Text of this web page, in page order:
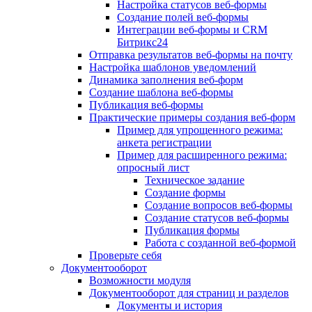
Настройка статусов веб-формы
Создание полей веб-формы
Интеграции веб-формы и CRM
Битрикс24
Отправка результатов веб-формы на почту
Настройка шаблонов уведомлений
Динамика заполнения веб-форм
Создание шаблона веб-формы
Публикация веб-формы
Практические примеры создания веб-форм
Пример для упрощенного режима:
анкета регистрации
Пример для расширенного режима:
опросный лист
Техническое задание
Создание формы
Создание вопросов веб-формы
Создание статусов веб-формы
Публикация формы
Работа с созданной веб-формой
Проверьте себя
Документооборот
Возможности модуля
Документооборот для страниц и разделов
Документы и история